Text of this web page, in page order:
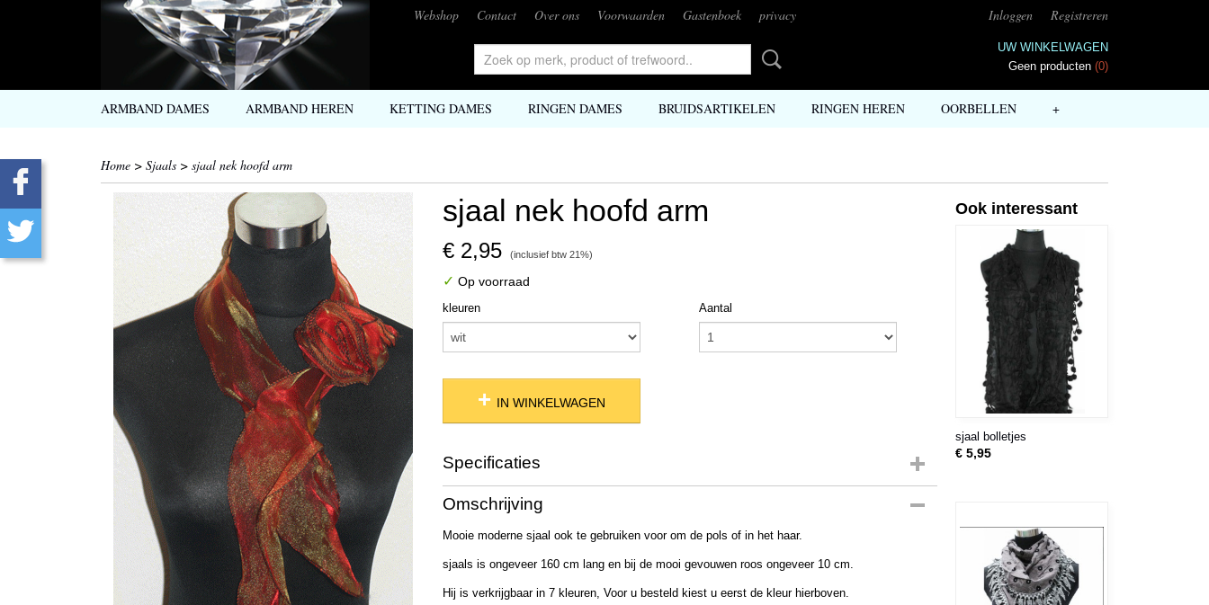
Webshop Contact Over ons Voorwaarden Gastenboek privacy Inloggen Registreren
UW WINKELWAGEN
Geen producten (0)
ARMBAND DAMES ARMBAND HEREN KETTING DAMES RINGEN DAMES BRUIDSARTIKELEN RINGEN HEREN OORBELLEN +
Home > Sjaals > sjaal nek hoofd arm
sjaal nek hoofd arm
€ 2,95 (inclusief btw 21%)
✓ Op voorraad
kleuren Aantal
IN WINKELWAGEN
Specificaties
Productcode
Netto gewicht
Bruto gewicht
23,00 g
Omschrijving
Mooie moderne sjaal ook te gebruiken voor om de pols of in het haar.
sjaals is ongeveer 160 cm lang en bij de mooi gevouwen roos ongeveer 10 cm.
Hij is verkrijgbaar in 7 kleuren, Voor u besteld kiest u eerst de kleur hierboven.
Ook interessant
sjaal bolletjes
€ 5,95